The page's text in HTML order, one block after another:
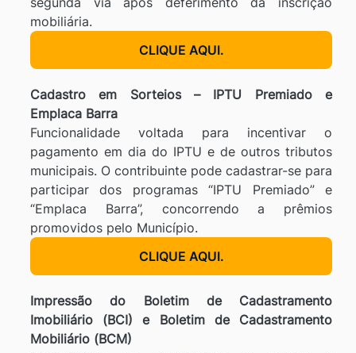
mobiliária.
CLIQUE AQUI.
Cadastro em Sorteios – IPTU Premiado e
Emplaca Barra
Funcionalidade voltada para incentivar o
pagamento em dia do IPTU e de outros tributos
municipais. O contribuinte pode cadastrar-se para
participar dos programas “IPTU Premiado” e
“Emplaca Barra”, concorrendo a prêmios
promovidos pelo Município.
CLIQUE AQUI.
Impressão do Boletim de Cadastramento
Imobiliário (BCI) e Boletim de Cadastramento
Mobiliário (BCM)